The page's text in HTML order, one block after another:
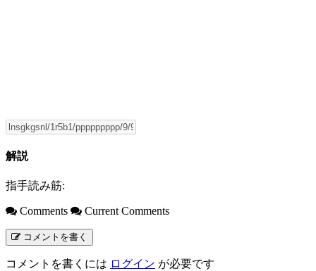
解説
指手読み筋:
Comments Current Comments
コメントを書く
コメントを書くには ログイン が必要です